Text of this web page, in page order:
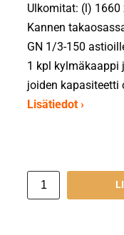
Ulkomitat: (l)
Kannen
GN 1/3-150
1 kpl kylmäkaappi
joiden kapasiteetti
Lisätiedot ›